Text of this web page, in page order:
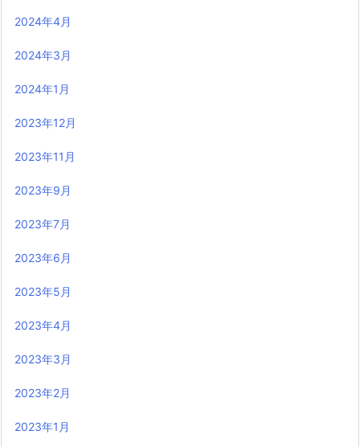
2024年4月
2024年3月
2024年1月
2023年12月
2023年11月
2023年9月
2023年7月
2023年6月
2023年5月
2023年4月
2023年3月
2023年2月
2023年1月